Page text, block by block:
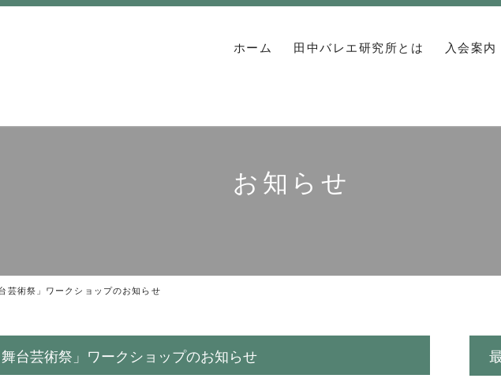
ホーム 田中バレエ研究所とは 入会案内
お知らせ
芸術祭」ワークショップのお知らせ
舞台芸術祭」ワークショップのお知らせ